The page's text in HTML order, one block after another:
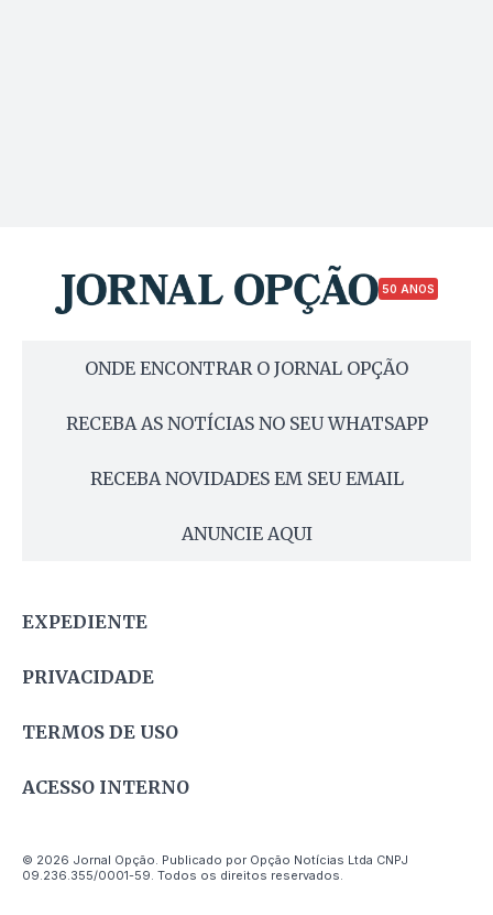
50 ANOS
ONDE ENCONTRAR O JORNAL OPÇÃO
RECEBA AS NOTÍCIAS NO SEU WHATSAPP
RECEBA NOVIDADES EM SEU EMAIL
ANUNCIE AQUI
EXPEDIENTE
PRIVACIDADE
TERMOS DE USO
ACESSO INTERNO
© 2026 Jornal Opção. Publicado por Opção Notícias Ltda CNPJ
09.236.355/0001-59. Todos os direitos reservados.